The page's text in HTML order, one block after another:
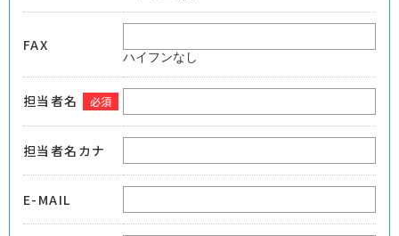
FAX
ハイフンなし
担当者名 必須
担当者名カナ
E-MAIL